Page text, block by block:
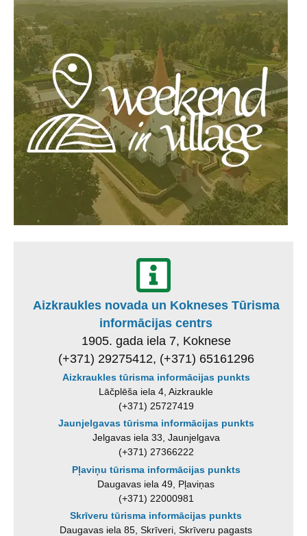
Aizkraukles novada un Kokneses Tūrisma
informācijas centrs
1905. gada iela 7, Koknese
(+371) 29275412, (+371) 65161296
Aizkraukles tūrisma informācijas punkts
Lāčplēša iela 4, Aizkraukle
(+371) 25727419
Jaunjelgavas tūrisma informācijas punkts
Jelgavas iela 33, Jaunjelgava
(+371) 27366222
Pļaviņu tūrisma informācijas punkts
Daugavas iela 49, Pļaviņas
(+371) 22000981
Skrīveru tūrisma informācijas punkts
Daugavas iela 85, Skrīveri, Skrīveru pagasts